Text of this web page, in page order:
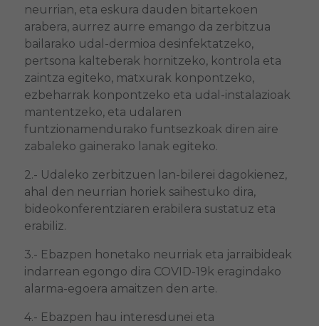
neurrian, eta eskura dauden bitartekoen
arabera, aurrez aurre emango da zerbitzua
bailarako udal-dermioa desinfektatzeko,
pertsona kalteberak hornitzeko, kontrola eta
zaintza egiteko, matxurak konpontzeko,
ezbeharrak konpontzeko eta udal-instalazioak
mantentzeko, eta udalaren
funtzionamendurako funtsezkoak diren aire
zabaleko gainerako lanak egiteko.
2.- Udaleko zerbitzuen lan-bilerei dagokienez,
ahal den neurrian horiek saihestuko dira,
bideokonferentziaren erabilera sustatuz eta
erabiliz.
3.- Ebazpen honetako neurriak eta jarraibideak
indarrean egongo dira COVID-19k eragindako
alarma-egoera amaitzen den arte.
4.- Ebazpen hau interesdunei eta